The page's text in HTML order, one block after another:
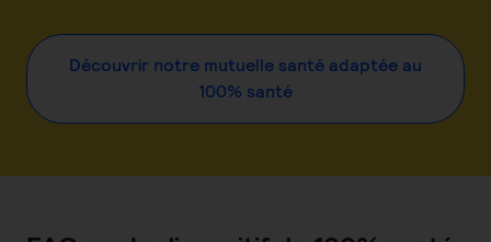
Découvrir notre mutuelle santé adaptée au
100% santé